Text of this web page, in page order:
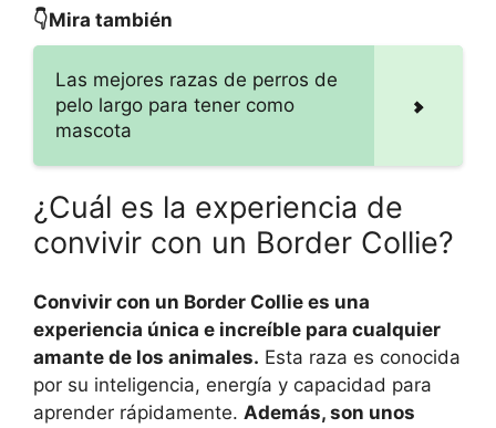
👇Mira también
Las mejores razas de perros de
pelo largo para tener como
mascota
¿Cuál es la experiencia de
convivir con un Border Collie?
Convivir con un Border Collie es una
experiencia única e increíble para cualquier
amante de los animales. Esta raza es conocida
por su inteligencia, energía y capacidad para
aprender rápidamente. Además, son unos